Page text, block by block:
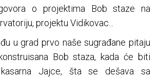
o projektima Bob staze na
projektu Vidikovac...
u grad prvo naše sugrađane pitaju
Bob staza, kada će biti
kasarna Jajce, šta se dešava sa